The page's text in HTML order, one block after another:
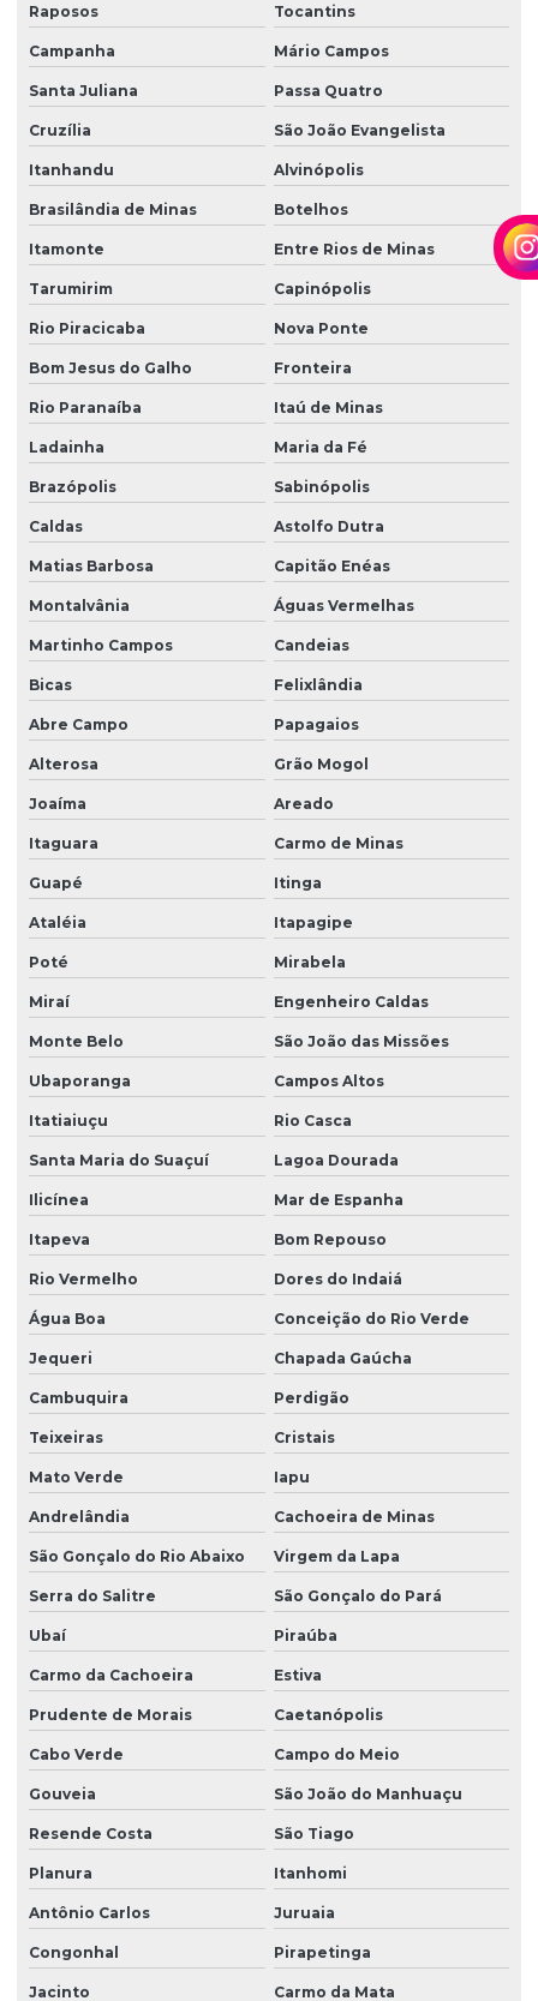
Raposos Tocantins
Campanha Mário Campos
Santa Juliana Passa Quatro
Cruzília São João Evangelista
Itanhandu Alvinópolis
Brasilândia de Minas Botelhos
Itamonte Entre Rios de Minas
Tarumirim Capinópolis
Rio Piracicaba Nova Ponte
Bom Jesus do Galho Fronteira
Rio Paranaíba Itaú de Minas
Ladainha Maria da Fé
Brazópolis Sabinópolis
Caldas Astolfo Dutra
Matias Barbosa Capitão Enéas
Montalvânia Águas Vermelhas
Martinho Campos Candeias
Bicas Felixlândia
Abre Campo Papagaios
Alterosa Grão Mogol
Joaíma Areado
Itaguara Carmo de Minas
Guapé Itinga
Ataléia Itapagipe
Poté Mirabela
Miraí Engenheiro Caldas
Monte Belo São João das Missões
Ubaporanga Campos Altos
Itatiaiuçu Rio Casca
Santa Maria do Suaçuí Lagoa Dourada
Ilicínea Mar de Espanha
Itapeva Bom Repouso
Rio Vermelho Dores do Indaiá
Água Boa Conceição do Rio Verde
Jequeri Chapada Gaúcha
Cambuquira Perdigão
Teixeiras Cristais
Mato Verde Iapu
Andrelândia Cachoeira de Minas
São Gonçalo do Rio Abaixo Virgem da Lapa
Serra do Salitre São Gonçalo do Pará
Ubaí Piraúba
Carmo da Cachoeira Estiva
Prudente de Morais Caetanópolis
Cabo Verde Campo do Meio
Gouveia São João do Manhuaçu
Resende Costa São Tiago
Planura Itanhomi
Antônio Carlos Juruaia
Congonhal Pirapetinga
Jacinto Carmo da Mata